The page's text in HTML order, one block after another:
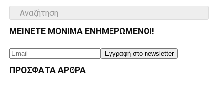
ΜΕΊΝΕΤΕ ΜΌΝΙΜΑ ΕΝΗΜΕΡΏΜΕΝΟΙ!
ΠΡΌΣΦΑΤΑ ΆΡΘΡΑ